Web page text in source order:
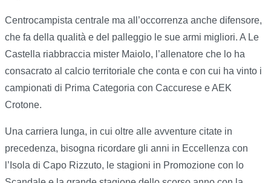
Centrocampista centrale ma all’occorrenza anche difensore,
che fa della qualità e del palleggio le sue armi migliori. A Le
Castella riabbraccia mister Maiolo, l’allenatore che lo ha
consacrato al calcio territoriale che conta e con cui ha vinto i
campionati di Prima Categoria con Caccurese e AEK
Crotone.
Una carriera lunga, in cui oltre alle avventure citate in
precedenza, bisogna ricordare gli anni in Eccellenza con
l’Isola di Capo Rizzuto, le stagioni in Promozione con lo